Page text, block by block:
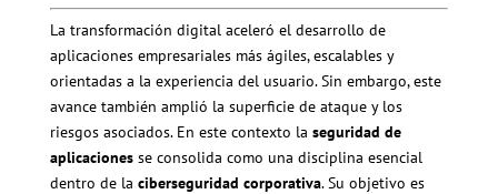
La transformación digital aceleró el desarrollo de
aplicaciones empresariales más ágiles, escalables y
orientadas a la experiencia del usuario. Sin embargo, este
avance también amplió la superficie de ataque y los
riesgos asociados. En este contexto la seguridad de
aplicacionesse consolida como una disciplina esencial
dentro de la ciberseguridad corporativa. Su objetivo es